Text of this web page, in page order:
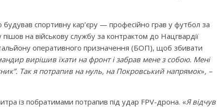
спортивну кар’єру — професійно грав у футбол за
на військову службу за контрактом до Нацгвардії
оперативного призначення (БОП), щоб збивати
вирішив їхати на фронт і забрав мене з собою. Мені
Так я потрапив на нуль, на Покровський напрямок», –
із побратимами потрапив під удар FPV-дрона. «Я відчув